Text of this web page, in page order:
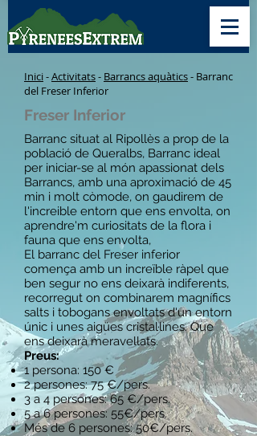
Inici-Activitats- Barrancs aquàtics- Barranc
del Freser Inferior
Freser Inferior
Barranc situat al Ripollès a prop de la
població de Queralbs, Barranc ideal
per iniciar-se al món apassionat dels
Barrancs, amb una aproximació de 45
min i molt còmode, on gaudirem de
l'increible entorn que ens envolta, on
aprendre'm curiositats de la flora i
fauna que ens envolta,
El barranc del Freser inferior
comença amb un increïble ràpel que
ben segur no ens deixarà indiferents,
recorregut on combinarem magnífics
salts i tobogans envoltats d'un entorn
únic i unes aigües cristal·lines. Que
ens deixarà meravellats.
​Preus:
1 persona: 150 €
2 persones: 75 €/pers.
3 a 4 persones: 65 €/pers.
5 a 6 persones: 55€/pers.
Més de 6 persones: 50€/pers.